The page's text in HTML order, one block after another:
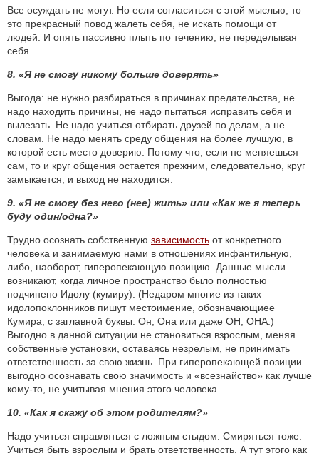
Все осуждать не могут. Но если согласиться с этой мыслью, то
это прекрасный повод жалеть себя, не искать помощи от
людей. И опять пассивно плыть по течению, не переделывая
себя
8. «Я не смогу никому больше доверять»
Выгода: не нужно разбираться в причинах предательства, не
надо находить причины, не надо пытаться исправить себя и
вылезать. Не надо учиться отбирать друзей по делам, а не
словам. Не надо менять среду общения на более лучшую, в
которой есть место доверию. Потому что, если не меняешься
сам, то и круг общения остается прежним, следовательно, круг
замыкается, и выход не находится.
9. «Я не смогу без него (нее) жить» или «Как же я теперь
буду один/одна?»
Трудно осознать собственную зависимость от конкретного
человека и занимаемую нами в отношениях инфантильную,
либо, наоборот, гиперопекающую позицию. Данные мысли
возникают, когда личное пространство было полностью
подчинено Идолу (кумиру). (Недаром многие из таких
идолопоклонников пишут местоимение, обозначающиее
Кумира, с заглавной буквы: Он, Она или даже ОН, ОНА.)
Выгодно в данной ситуации не становиться взрослым, меняя
собственные установки, оставаясь незрелым, не принимать
ответственность за свою жизнь. При гиперопекающей позиции
выгодно осознавать свою значимость и «всезнайство» как лучше
кому-то, не учитывая мнения этого человека.
10. «Как я скажу об этом родителям?»
Надо учиться справляться с ложным стыдом. Смиряться тоже.
Учиться быть взрослым и брать ответственность. А тут этого как